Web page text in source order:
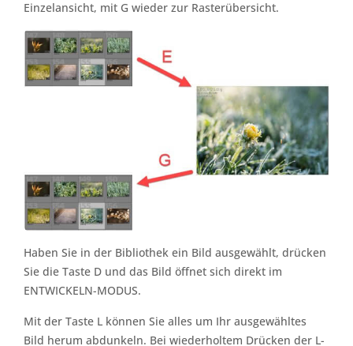
Einzelansicht, mit G wieder zur Rasterübersicht.
Haben Sie in der Bibliothek ein Bild ausgewählt, drücken
Sie die Taste D und das Bild öffnet sich direkt im
ENTWICKELN-MODUS.
Mit der Taste L können Sie alles um Ihr ausgewähltes
Bild herum abdunkeln. Bei wiederholtem Drücken der L-